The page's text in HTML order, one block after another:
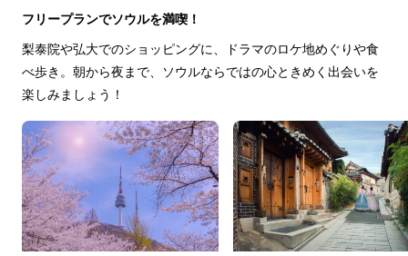
フリープランでソウルを満喫！
梨泰院や弘大でのショッピングに、ドラマのロケ地めぐりや食
べ歩き。朝から夜まで、ソウルならではの心ときめく出会いを
楽しみましょう！